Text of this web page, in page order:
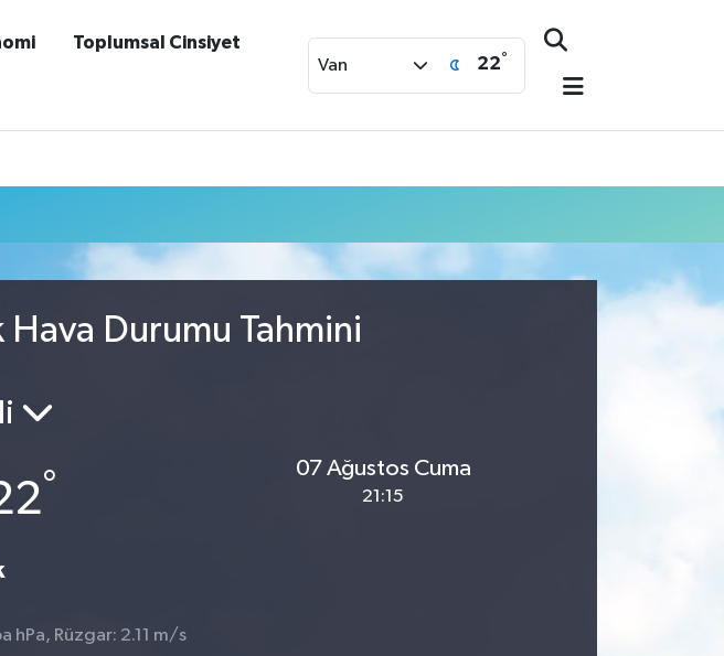
Toplumsal Cinsiyet
Van 22°
Hava Durumu Tahmini
°
07 Ağustos Cuma
21:15
hPa, Rüzgar: 2.11 m/s